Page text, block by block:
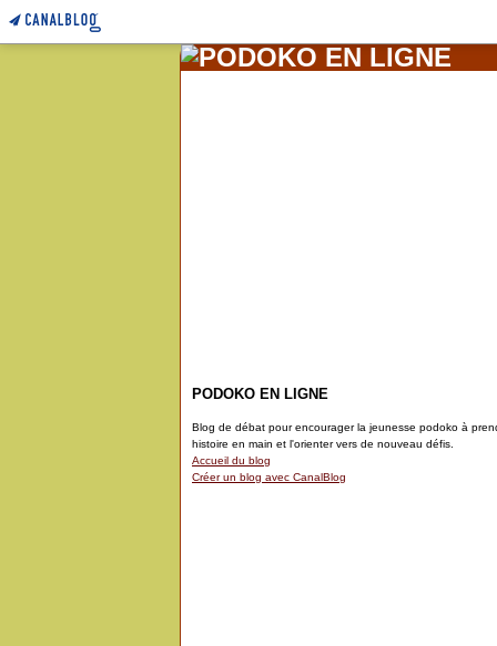
PODOKO EN LIGNE
Blog de débat pour encourager la jeunesse podoko à
histoire en main et l'orienter vers de nouveau défis.
Accueil du blog
Créer un blog avec CanalBlog